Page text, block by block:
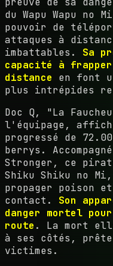
du Wapu Wapu
pouvoir de
attaques à
imbattables. Sa
capacité à
distance en font
plus intrépides
Doc Q, "La
l'équipage,
progressé de
berrys.
Stronger, ce
Shiku Shiku no
propager poison
contact. Son
danger mortel
route . La mort
à ses côtés,
victimes.